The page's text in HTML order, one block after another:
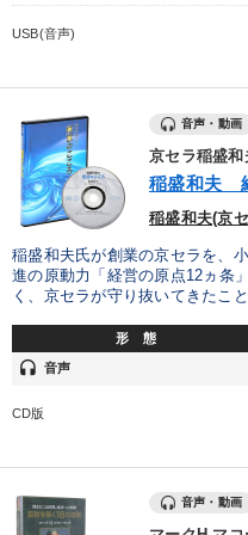
USB(音声)
音声・動画
京セラ稲盛
稲盛和夫
稲盛和夫(京
稲盛和夫氏が創業の京セラを、
進の原動力「経営の原点12ヵ条
く、京セラが守り抜いてきたこ
形 態
headset 音声
CD版
音声・動画